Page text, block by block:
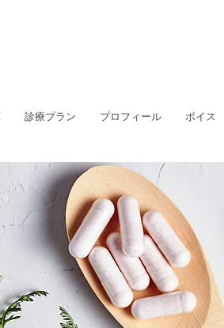
診療プラン プロフィール ボイス